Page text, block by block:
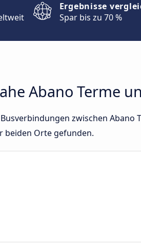
Ergebnisse
Spar bis zu 70 %
Abano Terme
zwischen Abano
beiden Orte gefunden.